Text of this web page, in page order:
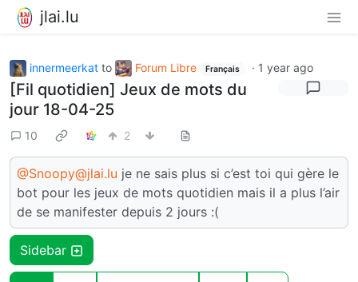
jlai.lu
innermeerkat to Forum Libre Français · 1 year ago
[Fil quotidien] Jeux de mots du
jour 18-04-25
10 2
@Snoopy@jlai.lu je ne sais plus si c’est toi qui gère le
bot pour les jeux de mots quotidien mais il a plus l’air
de se manifester depuis 2 jours :(
Sidebar